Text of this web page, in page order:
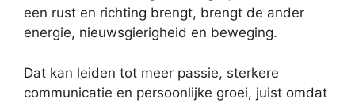
een rust en richting brengt, brengt de ander
energie, nieuwsgierigheid en beweging.
Dat kan leiden tot meer passie, sterkere
communicatie en persoonlijke groei, juist omdat